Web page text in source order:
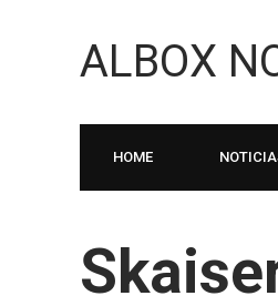
ALBOX
HOME